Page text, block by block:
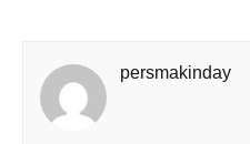
persmakinday